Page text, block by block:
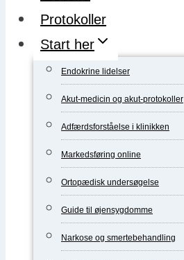
Protokoller
Start her
Endokrine lidelser
Akut-medicin og akut-protokoller
Adfærdsforståelse i klinikken
Markedsføring online
Ortopædisk undersøgelse
Guide til øjensygdomme
Narkose og smertebehandling